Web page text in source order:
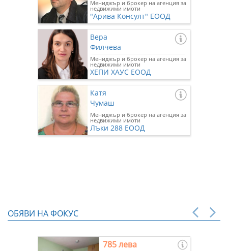
Мениджър и брокер на агенция за
недвижими имоти
"Арива Консулт" ЕООД
Вера
Филчева
Мениджър и брокер на агенция за
недвижими имоти
ХЕПИ ХАУС ЕООД
Катя
Чумаш
Мениджър и брокер на агенция за
недвижими имоти
Лъки 288 ЕООД
ОБЯВИ НА ФОКУС
785 лева